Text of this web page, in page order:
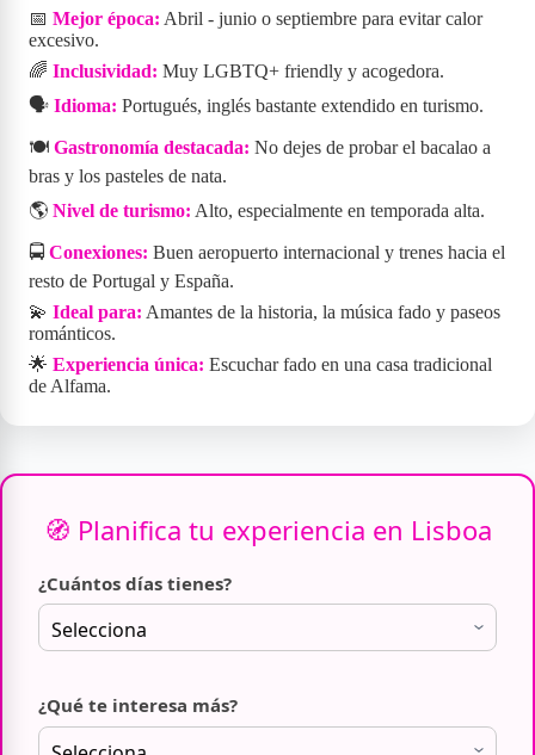
📅 Mejor época: Abril - junio o septiembre para evitar calor
excesivo.
🌈 Inclusividad: Muy LGBTQ+ friendly y acogedora.
🗣️ Idioma: Portugués, inglés bastante extendido en turismo.
🍽️ Gastronomía destacada: No dejes de probar el bacalao a
bras y los pasteles de nata.
🌎 Nivel de turismo: Alto, especialmente en temporada alta.
🚍 Conexiones: Buen aeropuerto internacional y trenes hacia el
resto de Portugal y España.
💫 Ideal para: Amantes de la historia, la música fado y paseos
románticos.
🌟 Experiencia única: Escuchar fado en una casa tradicional
de Alfama.
🧭 Planifica tu experiencia en Lisboa
¿Cuántos días tienes?
¿Qué te interesa más?